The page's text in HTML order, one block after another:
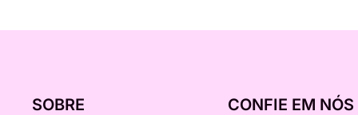
SOBRE CONFIE EM NÓS